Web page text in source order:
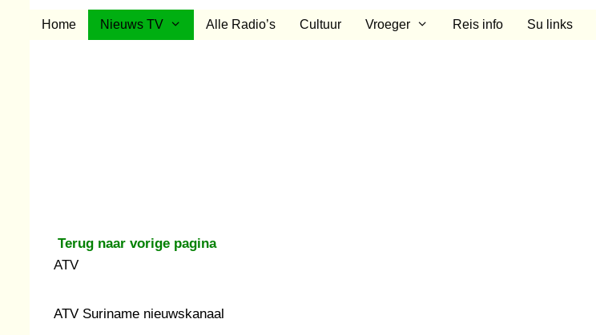
Home Nieuws TV Alle Radio’s Cultuur Vroeger Reis info Su links
Terug naar vorige pagina
ATV
ATV Suriname nieuwskanaal